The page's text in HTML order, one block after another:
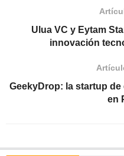
Ulua VC y Eytam
innovación
GeekyDrop: la startup
en